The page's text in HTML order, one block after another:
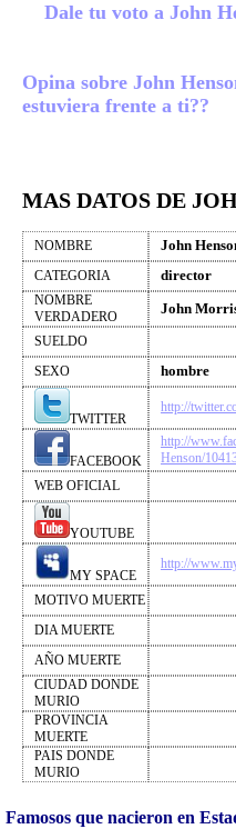
Dale tu voto a John
Opina sobre John
estuviera frente a ti??
MAS DATOS DE
NOMBRE John
CATEGORIA director
NOMBRE
VERDADERO
John
SUELDO
SEXO
hombre
TWITTER
http://
FACEBOOK
http://
Henson/
WEB OFICIAL
YOUTUBE
MY SPACE
http://
MOTIVO MUERTE
DIA MUERTE
AÑO MUERTE
CIUDAD DONDE
MURIO
PROVINCIA
MUERTE
PAIS DONDE
MURIO
Famosos que nacieron en